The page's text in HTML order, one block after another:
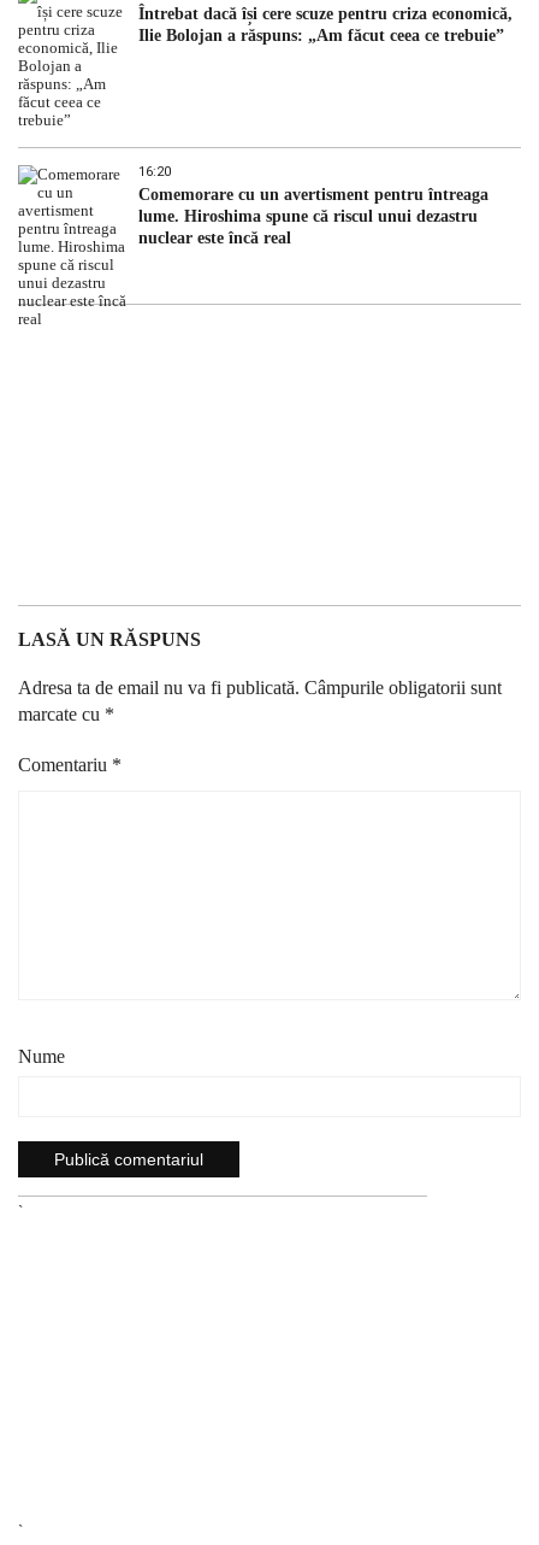
Întrebat dacă își cere scuze pentru criza economică,
Ilie Bolojan a răspuns: „Am făcut ceea ce trebuie”
16:20
Comemorare cu un avertisment pentru întreaga
lume. Hiroshima spune că riscul unui dezastru
nuclear este încă real
LASĂ UN RĂSPUNS
Adresa ta de email nu va fi publicată. Câmpurile obligatorii sunt
marcate cu *
Comentariu *
Nume
`
`